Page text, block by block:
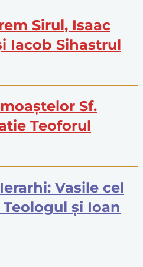
Sirul, Isaac
Iacob Sihastrul
Sf.
Teoforul
Vasile cel
și Ioan